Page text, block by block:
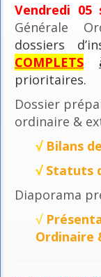
Vendredi 05
Générale
dossiers
COMPLETS
prioritaires.
Dossier
ordinaire &
√ Bilans
√ Statuts
Diaporama
√
Ordinaire